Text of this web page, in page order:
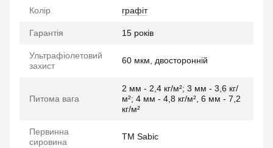
Колір графіт
Гарантія 15 років
Ультрафіолетовий
захист
60 мкм, двосторонній
Питома вага
2 мм - 2,4 кг/м²; 3 мм - 3,6 кг/
м²; 4 мм - 4,8 кг/м², 6 мм - 7,2
кг/м²
Первинна
сировина
TM Sabic